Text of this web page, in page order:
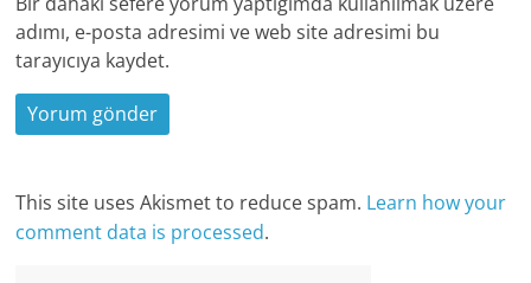
adımı, e-posta adresimi ve web site adresimi bu
tarayıcıya kaydet.
This site uses Akismet to reduce spam. Learn how your
comment data is processed.